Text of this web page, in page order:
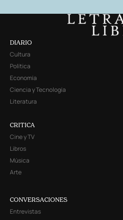
DIARIO
Cultura
Política
Economía
Ciencia y Tecnología
Literatura
CRITICA
Cine y TV
Libros
Música
Arte
CONVERSACIONES
Entrevistas